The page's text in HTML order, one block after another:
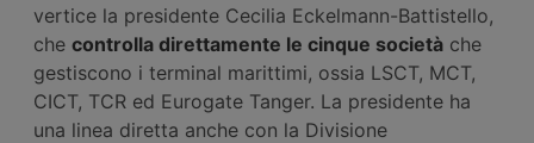
vertice la presidente Cecilia Eckelmann-Battistello,
che controlla direttamente le cinque società che
gestiscono i terminal marittimi, ossia LSCT, MCT,
CICT, TCR ed Eurogate Tanger. La presidente ha
una linea diretta anche con la Divisione